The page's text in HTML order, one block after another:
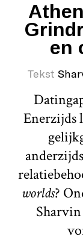
en
Tekst
Enerzijds
worlds?